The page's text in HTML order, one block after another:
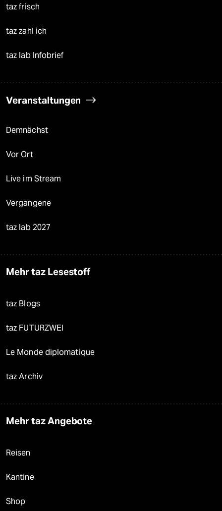
taz frisch
taz zahl ich
taz lab Infobrief
Veranstaltungen
Demnächst
Vor Ort
Live im Stream
Vergangene
taz lab 2027
Mehr taz Lesestoff
taz Blogs
taz FUTURZWEI
Le Monde diplomatique
taz Archiv
Mehr taz Angebote
Reisen
Kantine
Shop